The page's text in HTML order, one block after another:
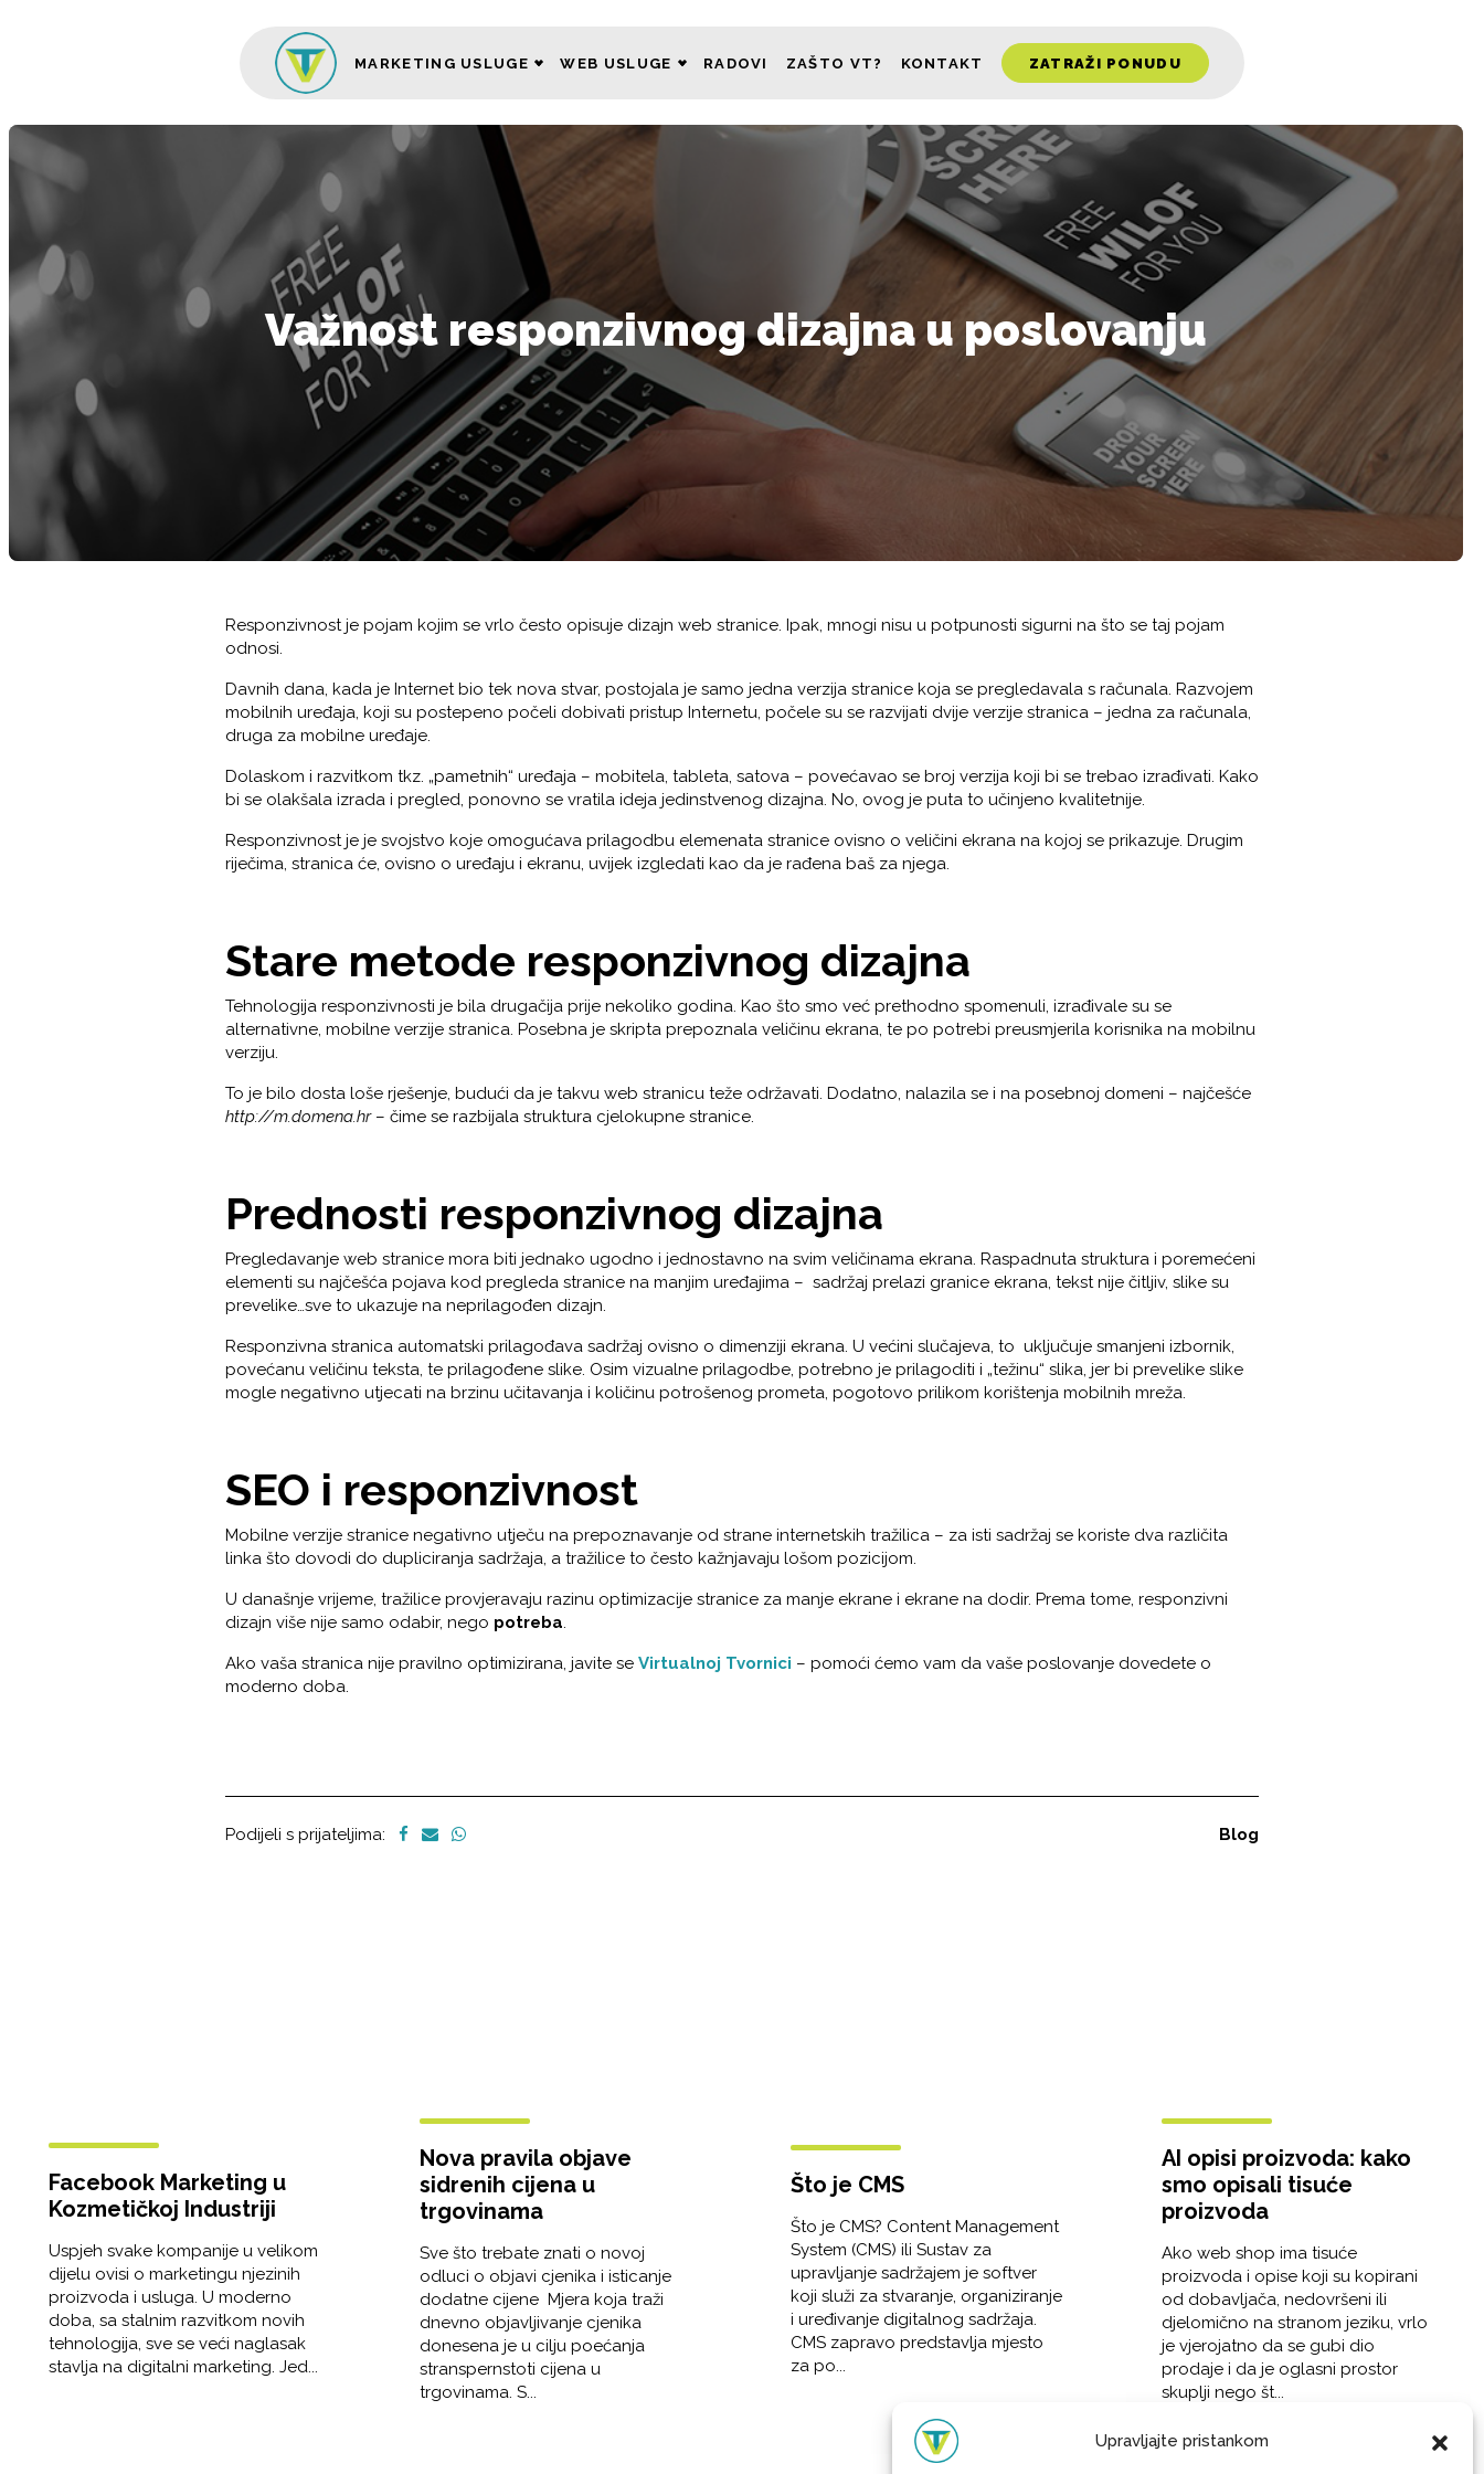
Upravljajte pristankom
Skip to content
Glavni izbornik
MARKETING USLUGE WEB USLUGE RADOVI ZAŠTO VT? KONTAKT ZATRAŽI PONUDU
Važnost responzivnog dizajna u poslovanju
Responzivnost je pojam kojim se vrlo često opisuje dizajn web stranice. Ipak, mnogi nisu u potpunosti sigurni na što se taj pojam
odnosi.
Davnih dana, kada je Internet bio tek nova stvar, postojala je samo jedna verzija stranice koja se pregledavala s računala. Razvojem
mobilnih uređaja, koji su postepeno počeli dobivati pristup Internetu, počele su se razvijati dvije verzije stranica – jedna za računala,
druga za mobilne uređaje.
Dolaskom i razvitkom tkz. „pametnih“ uređaja – mobitela, tableta, satova – povećavao se broj verzija koji bi se trebao izrađivati. Kako
bi se olakšala izrada i pregled, ponovno se vratila ideja jedinstvenog dizajna. No, ovog je puta to učinjeno kvalitetnije.
Responzivnost je je svojstvo koje omogućava prilagodbu elemenata stranice ovisno o veličini ekrana na kojoj se prikazuje. Drugim
riječima, stranica će, ovisno o uređaju i ekranu, uvijek izgledati kao da je rađena baš za njega.
Stare metode responzivnog dizajna
Tehnologija responzivnosti je bila drugačija prije nekoliko godina. Kao što smo već prethodno spomenuli, izrađivale su se
alternativne, mobilne verzije stranica. Posebna je skripta prepoznala veličinu ekrana, te po potrebi preusmjerila korisnika na mobilnu
verziju.
To je bilo dosta loše rješenje, budući da je takvu web stranicu teže održavati. Dodatno, nalazila se i na posebnoj domeni – najčešće
http://m.domena.hr – čime se razbijala struktura cjelokupne stranice.
Prednosti responzivnog dizajna
Pregledavanje web stranice mora biti jednako ugodno i jednostavno na svim veličinama ekrana. Raspadnuta struktura i poremećeni
elementi su najčešća pojava kod pregleda stranice na manjim uređajima – sadržaj prelazi granice ekrana, tekst nije čitljiv, slike su
prevelike…sve to ukazuje na neprilagođen dizajn.
Responzivna stranica automatski prilagođava sadržaj ovisno o dimenziji ekrana. U većini slučajeva, to uključuje smanjeni izbornik,
povećanu veličinu teksta, te prilagođene slike. Osim vizualne prilagodbe, potrebno je prilagoditi i „težinu“ slika, jer bi prevelike slike
mogle negativno utjecati na brzinu učitavanja i količinu potrošenog prometa, pogotovo prilikom korištenja mobilnih mreža.
SEO i responzivnost
Mobilne verzije stranice negativno utječu na prepoznavanje od strane internetskih tražilica – za isti sadržaj se koriste dva različita
linka što dovodi do dupliciranja sadržaja, a tražilice to često kažnjavaju lošom pozicijom.
U današnje vrijeme, tražilice provjeravaju razinu optimizacije stranice za manje ekrane i ekrane na dodir. Prema tome, responzivni
dizajn više nije samo odabir, nego potreba.
Ako vaša stranica nije pravilno optimizirana, javite se Virtualnoj Tvornici – pomoći ćemo vam da vaše poslovanje dovedete o
moderno doba.
Podijeli s prijateljima: Blog
Facebook Marketing u
Kozmetičkoj Industriji
Uspjeh svake kompanije u velikom
dijelu ovisi o marketingu njezinih
proizvoda i usluga. U moderno
doba, sa stalnim razvitkom novih
tehnologija, sve se veći naglasak
stavlja na digitalni marketing. Jed...
Nova pravila objave
sidrenih cijena u
trgovinama
Sve što trebate znati o novoj
odluci o objavi cjenika i isticanje
dodatne cijene Mjera koja traži
dnevno objavljivanje cjenika
donesena je u cilju poećanja
stranspernstoti cijena u
trgovinama. S...
Što je CMS
Što je CMS? Content Management
System (CMS) ili Sustav za
upravljanje sadržajem je softver
koji služi za stvaranje, organiziranje
i uređivanje digitalnog sadržaja.
CMS zapravo predstavlja mjesto
za po...
AI opisi proizvoda: kako
smo opisali tisuće
proizvoda
Ako web shop ima tisuće
proizvoda i opise koji su kopirani
od dobavljača, nedovršeni ili
djelomično na stranom jeziku, vrlo
je vjerojatno da se gubi dio
prodaje i da je oglasni prostor
skuplji nego št...